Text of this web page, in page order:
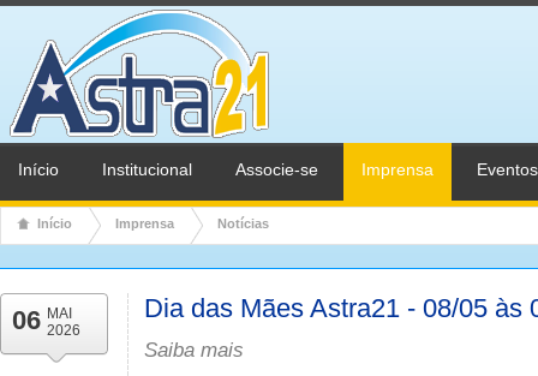
Início Institucional Associe-se Imprensa Eventos
Início Imprensa Notícias
06 MAI
2026
Dia das Mães Astra21 - 08/05 às
Saiba mais